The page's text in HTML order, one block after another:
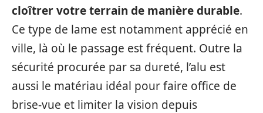
cloîtrer votre terrain de manière durable.
Ce type de lame est notamment apprécié en
ville, là où le passage est fréquent. Outre la
sécurité procurée par sa dureté, l’alu est
aussi le matériau idéal pour faire office de
brise-vue et limiter la vision depuis